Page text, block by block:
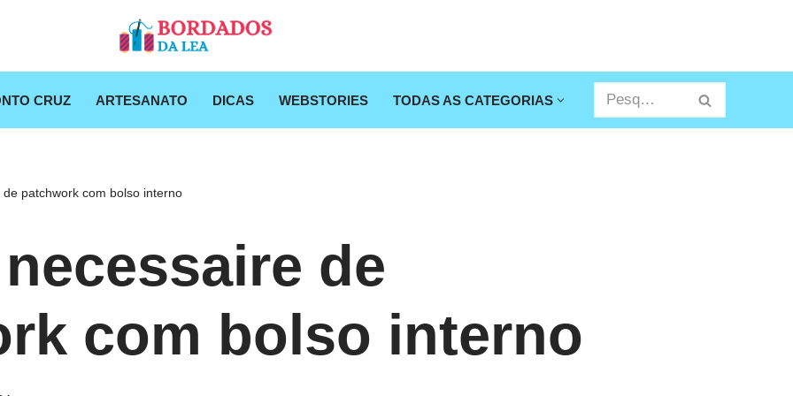
CRUZ ARTESANATO DICAS WEBSTORIES TODAS AS CATEGORIAS
patchwork com bolso interno
de
com bolso interno